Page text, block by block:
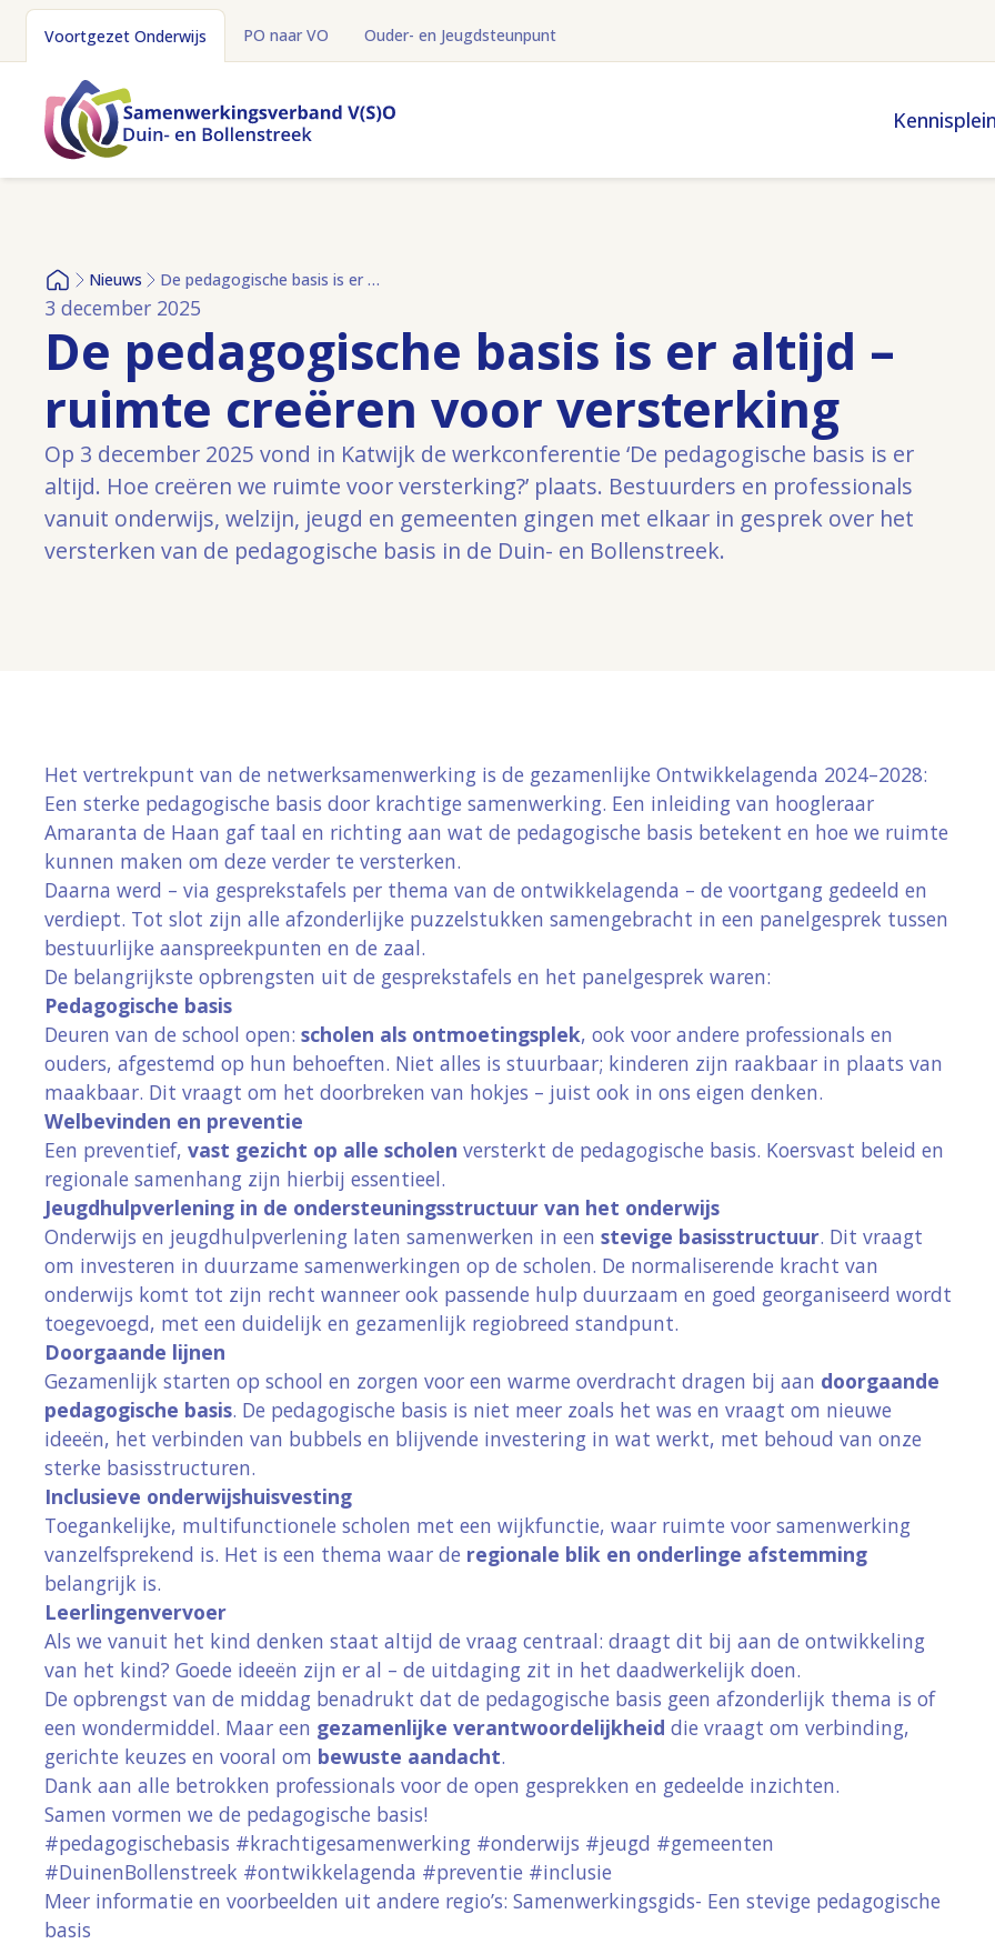
Voortgezet Onderwijs PO naar VO Ouder- en Jeugdsteunpunt
Kennisplein
HomeNieuws De pedagogische basis is er altijd – ruimte creëren voor versterking
3 december 2025
De pedagogische basis is er altijd –
ruimte creëren voor versterking
Op 3 december 2025 vond in Katwijk de werkconferentie ‘De pedagogische basis is er
altijd. Hoe creëren we ruimte voor versterking?’ plaats. Bestuurders en professionals
vanuit onderwijs, welzijn, jeugd en gemeenten gingen met elkaar in gesprek over het
versterken van de pedagogische basis in de Duin- en Bollenstreek.
Het vertrekpunt van de netwerksamenwerking is de gezamenlijke Ontwikkelagenda 2024–2028:
Een sterke pedagogische basis door krachtige samenwerking. Een inleiding van hoogleraar
Amaranta de Haan gaf taal en richting aan wat de pedagogische basis betekent en hoe we ruimte
kunnen maken om deze verder te versterken.
Daarna werd – via gesprekstafels per thema van de ontwikkelagenda – de voortgang gedeeld en
verdiept. Tot slot zijn alle afzonderlijke puzzelstukken samengebracht in een panelgesprek tussen
bestuurlijke aanspreekpunten en de zaal.
De belangrijkste opbrengsten uit de gesprekstafels en het panelgesprek waren:
Pedagogische basis
Deuren van de school open: scholen als ontmoetingsplek, ook voor andere professionals en
ouders, afgestemd op hun behoeften. Niet alles is stuurbaar; kinderen zijn raakbaar in plaats van
maakbaar. Dit vraagt om het doorbreken van hokjes – juist ook in ons eigen denken.
Welbevinden en preventie
Een preventief, vast gezicht op alle scholen versterkt de pedagogische basis. Koersvast beleid en
regionale samenhang zijn hierbij essentieel.
Jeugdhulpverlening in de ondersteuningsstructuur van het onderwijs
Onderwijs en jeugdhulpverlening laten samenwerken in een stevige basisstructuur. Dit vraagt
om investeren in duurzame samenwerkingen op de scholen. De normaliserende kracht van
onderwijs komt tot zijn recht wanneer ook passende hulp duurzaam en goed georganiseerd wordt
toegevoegd, met een duidelijk en gezamenlijk regiobreed standpunt.
Doorgaande lijnen
Gezamenlijk starten op school en zorgen voor een warme overdracht dragen bij aan doorgaande
pedagogische basis. De pedagogische basis is niet meer zoals het was en vraagt om nieuwe
ideeën, het verbinden van bubbels en blijvende investering in wat werkt, met behoud van onze
sterke basisstructuren.
Inclusieve onderwijshuisvesting
Toegankelijke, multifunctionele scholen met een wijkfunctie, waar ruimte voor samenwerking
vanzelfsprekend is. Het is een thema waar de regionale blik en onderlinge afstemming
belangrijk is.
Leerlingenvervoer
Als we vanuit het kind denken staat altijd de vraag centraal: draagt dit bij aan de ontwikkeling
van het kind? Goede ideeën zijn er al – de uitdaging zit in het daadwerkelijk doen.
De opbrengst van de middag benadrukt dat de pedagogische basis geen afzonderlijk thema is of
een wondermiddel. Maar een gezamenlijke verantwoordelijkheid die vraagt om verbinding,
gerichte keuzes en vooral om bewuste aandacht.
Dank aan alle betrokken professionals voor de open gesprekken en gedeelde inzichten.
Samen vormen we de pedagogische basis!
#pedagogischebasis #krachtigesamenwerking #onderwijs #jeugd #gemeenten
#DuinenBollenstreek #ontwikkelagenda #preventie #inclusie
Meer informatie en voorbeelden uit andere regio’s: Samenwerkingsgids- Een stevige pedagogische
basis
Leuk dat u onze website bezoekt! Om onze website goed te laten functioneren
cookies. We gebruiken Google Analytics om het gebruik van de site te
gegevens zijn volledig anoniem en worden niet gebruikt voor advertenties of
doeleinden. Meer informatie vindt u in onze cookieverklaring
Weiger cookies
Cookies aanpassen